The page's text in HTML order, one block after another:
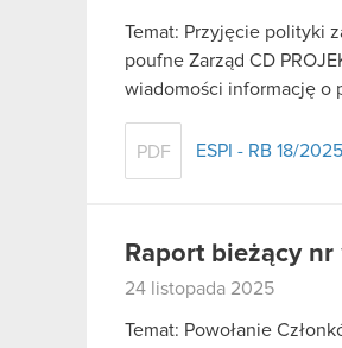
Temat: Przyjęcie polityki
poufne Zarząd CD
wiadomości informację o
PDF ESPI - RB 18/2025
Raport bieżący nr
24 listopada 2025
Temat: Powołanie